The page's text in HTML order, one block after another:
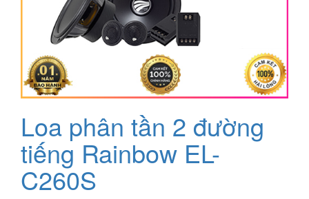
Loa phân tần 2 đường
tiếng Rainbow EL-
C260S